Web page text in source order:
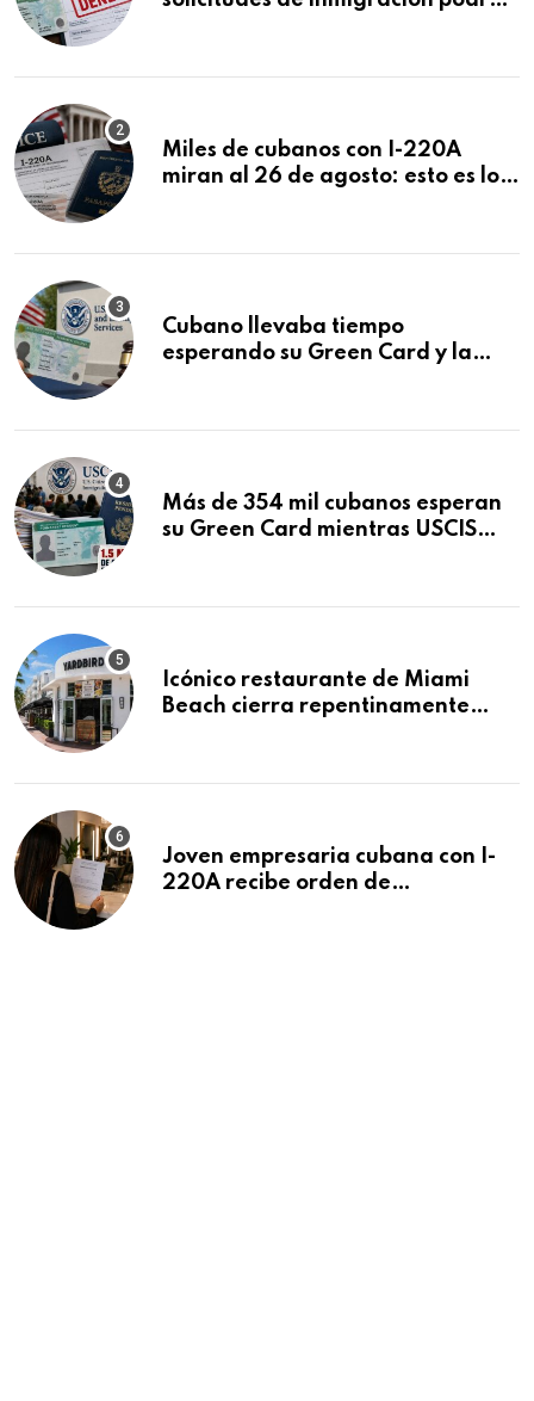
Miles de cubanos con I-220A
miran al 26 de agosto: esto es lo
Cubano llevaba tiempo
esperando su Green Card y la
Más de 354 mil cubanos esperan
su Green Card mientras USCIS
Icónico restaurante de Miami
Beach cierra repentinamente
Joven empresaria cubana con I-
220A recibe orden de